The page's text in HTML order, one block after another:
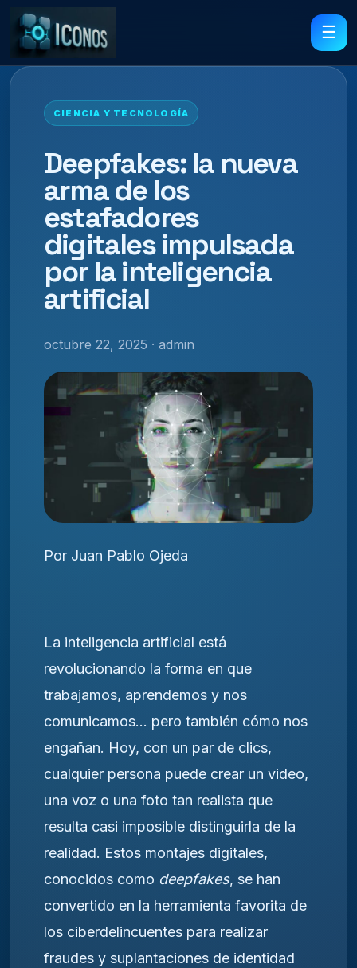
☰
CIENCIA Y TECNOLOGÍA
Deepfakes: la nueva
arma de los
estafadores
digitales impulsada
por la inteligencia
artificial
octubre 22, 2025 · admin
Por Juan Pablo Ojeda
La inteligencia artificial está
revolucionando la forma en que
trabajamos, aprendemos y nos
comunicamos… pero también cómo nos
engañan. Hoy, con un par de clics,
cualquier persona puede crear un video,
una voz o una foto tan realista que
resulta casi imposible distinguirla de la
realidad. Estos montajes digitales,
conocidos como deepfakes, se han
convertido en la herramienta favorita de
los ciberdelincuentes para realizar
fraudes y suplantaciones de identidad